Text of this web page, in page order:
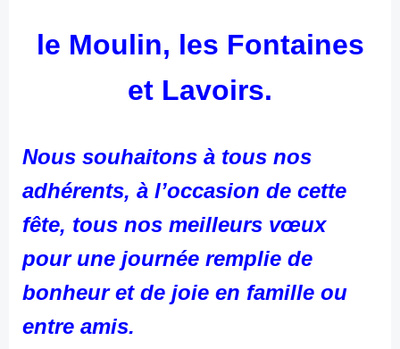
le Moulin, les Fontaines
et Lavoirs.
Nous souhaitons à tous nos
adhérents, à l’occasion de cette
fête, tous nos meilleurs vœux
pour une journée remplie de
bonheur et de joie en famille ou
entre amis.